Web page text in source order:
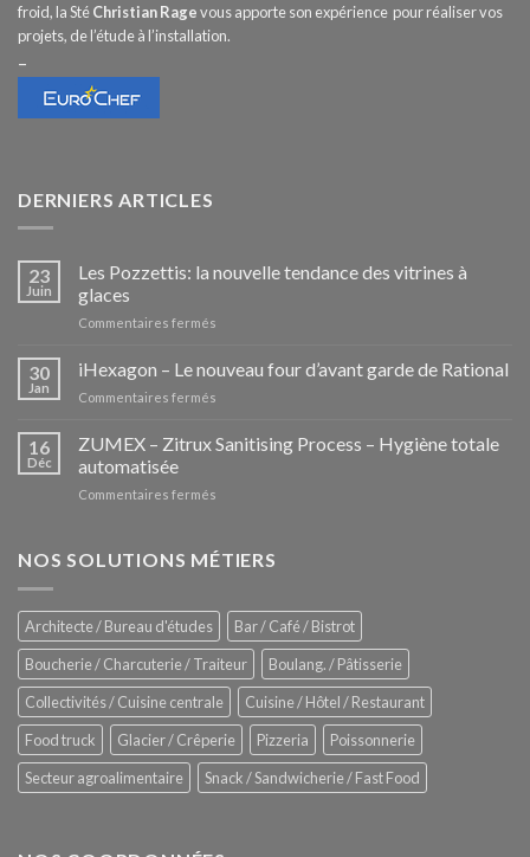
froid, la StéChristian Ragevous apporte son expérience pour réaliser vos
projets, de l’étude à l’installation.
–
DERNIERS ARTICLES
23
Juin
Les Pozzettis: la nouvelle tendance des vitrines à
glaces
Commentaires fermés
Pozzettis:
des
30
Jan
iHexagon – Le nouveau four d’avant garde de Rational
Commentaires fermés
–
de
16
Déc
ZUMEX – Zitrux Sanitising Process – Hygiène totale
automatisée
Commentaires fermés
Zitrux
–
Hygiène
totale
automatisée
NOS SOLUTIONS MÉTIERS
Architecte / Bureau d'études
Bar / Café / Bistrot
Boucherie / Charcuterie / Traiteur
Boulang. / Pâtisserie
Collectivités / Cuisine centrale
Cuisine / Hôtel / Restaurant
Food truck
Glacier / Crêperie Pizzeria
Poissonnerie
Secteur agroalimentaire
Snack / Sandwicherie / Fast Food